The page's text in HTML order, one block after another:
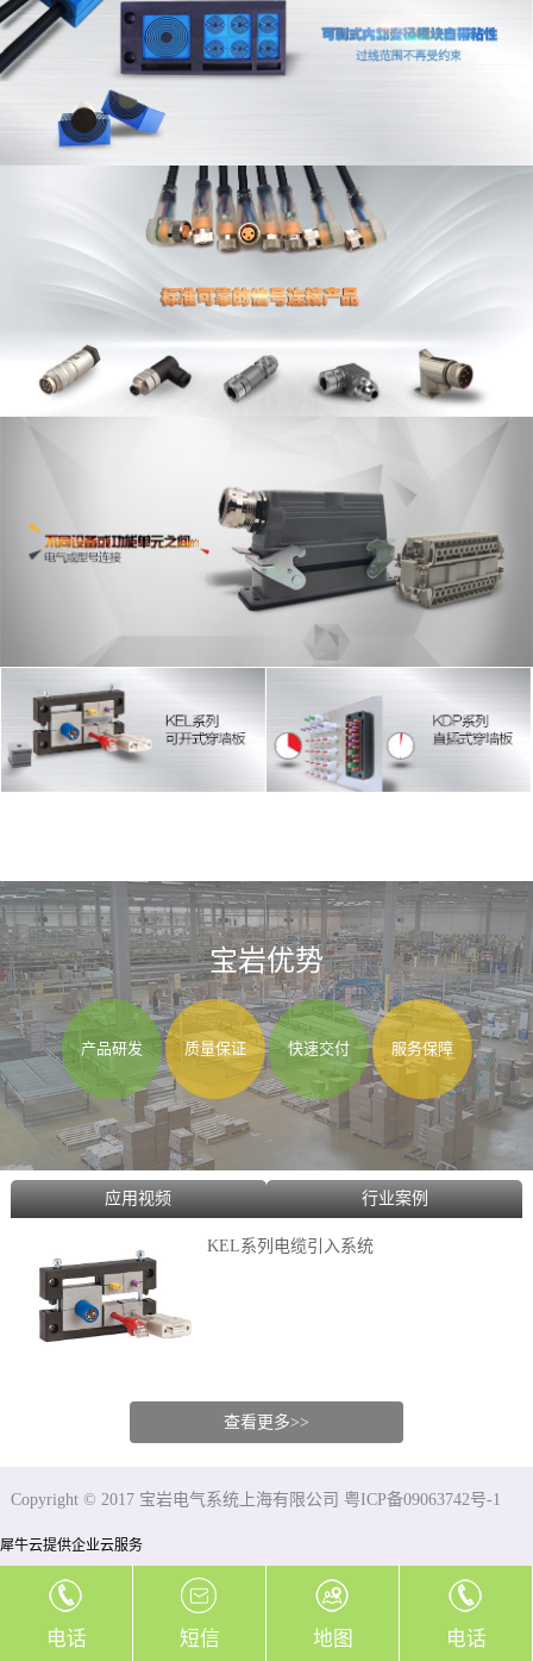
宝岩优势
产品研发 质量保证 快速交付 服务保障
应用视频 行业案例
KEL系列电缆引入系统
查看更多>>
Copyright © 2017 宝岩电气系统上海有限公司 粤ICP备09063742号-1
犀牛云提供企业云服务
电话 短信 地图 电话